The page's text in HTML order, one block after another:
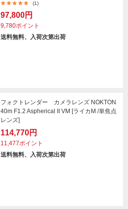
(1)
97,800円
9,780ポイント
送料無料、入荷次第出荷
フォクトレンダー カメラレンズ NOKTON
40m F1.2 Aspherical II VM [ライカM /単焦点
レンズ]
114,770円
11,477ポイント
送料無料、入荷次第出荷